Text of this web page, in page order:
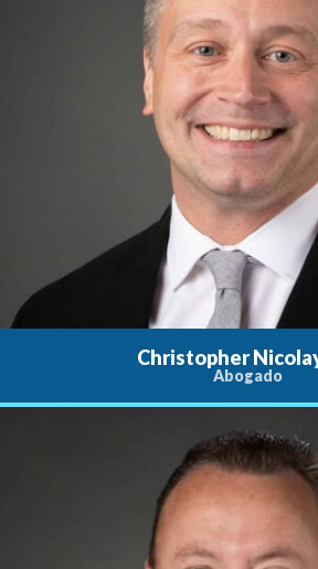
Christopher
Abogado